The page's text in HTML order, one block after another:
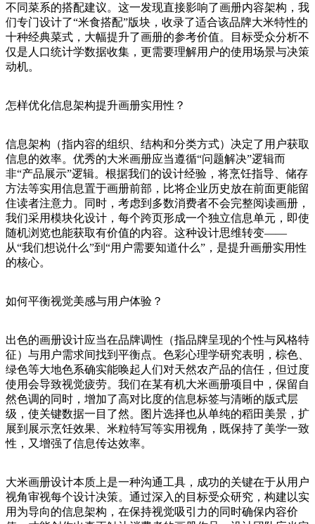
不同菜系的搭配建议。这一发现直接影响了画册内容架构，我
们专门设计了“米食搭配”版块，收录了适合该品牌大米特性的
十种经典菜式，大幅提升了画册的参考价值。目标受众分析不
仅是人口统计学数据收集，更需要理解用户的使用场景与决策
动机。
怎样优化信息架构提升画册实用性？
信息架构（指内容的组织、结构和分类方式）决定了用户获取
信息的效率。优秀的大米画册应当遵循“问题解决”逻辑而
非“产品展示”逻辑。根据我们的设计经验，将烹饪指导、储存
方法等实用信息置于画册前部，比将企业历史放在前面更能留
住读者注意力。同时，考虑到多数消费者不会完整阅读画册，
我们采用模块化设计，每个跨页形成一个独立信息单元，即使
随机浏览也能获取有价值的内容。这种设计思维转变——
从“我们想说什么”到“用户需要知道什么”，是提升画册实用性
的核心。
如何平衡视觉美感与用户体验？
出色的画册设计应当在品牌调性（指品牌呈现的个性与风格特
征）与用户需求间找到平衡点。色彩心理学研究表明，棕色、
绿色等大地色系确实能唤起人们对天然农产品的信任，但过度
使用会导致视觉疲劳。我们在某有机大米画册项目中，保留自
然色调的同时，增加了高对比度的信息标签与清晰的版式层
级，使关键数据一目了然。图片选择也从单纯的稻田美景，扩
展到展示烹饪效果、米粒特写等实用视角，既保持了美学一致
性，又增强了信息传达效率。
大米画册设计本质上是一种沟通工具，成功的关键在于从用户
视角审视每个设计决策。通过深入的目标受众研究，构建以实
用为导向的信息架构，在保持视觉吸引力的同时确保内容价